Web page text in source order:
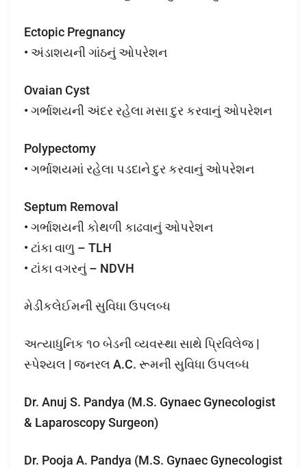
Ectopic Pregnancy
• અંડાશયની ગાંઠનું ઓપરેશન
Ovaian Cyst
• ગર્ભાશયની અંદર રહેલા મસા દુર કરવાનું ઓપરેશન
Polypectomy
• ગર્ભાશયમાં રહેલા પડદાને દુર કરવાનું ઓપરેશન
Septum Removal
• ગર્ભાશયની કોથળી કાઢવાનું ઓપરેશન
• ટાંકા વાળુ – TLH
• ટાંકા વગરનું – NDVH
મેડીકલેઈમની સુવિધા ઉપલબ્ધ
અત્યાધુનિક ૧૦ બેડની વ્યવસ્થા સાથે પ્રિવિલેજ |
સ્પેશ્યલ | જનરલ A.C. રૂમની સુવિધા ઉપલબ્ધ
Dr. Anuj S. Pandya (M.S. Gynaec Gynecologist
& Laparoscopy Surgeon)
Dr. Pooja A. Pandya (M.S. Gynaec Gynecologist